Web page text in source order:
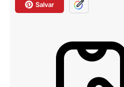
Salvar